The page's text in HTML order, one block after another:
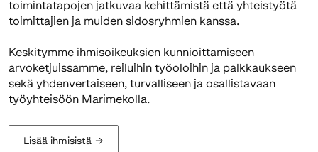
toimintatapojen jatkuvaa kehittämistä että yhteistyötä
toimittajien ja muiden sidosryhmien kanssa.
Keskitymme ihmisoikeuksien kunnioittamiseen
arvoketjuissamme, reiluihin työoloihin ja palkkaukseen
sekä yhdenvertaiseen, turvalliseen ja osallistavaan
työyhteisöön Marimekolla.
Lisää ihmisistä →